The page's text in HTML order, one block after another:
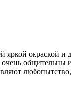
яркой окраской
общительны